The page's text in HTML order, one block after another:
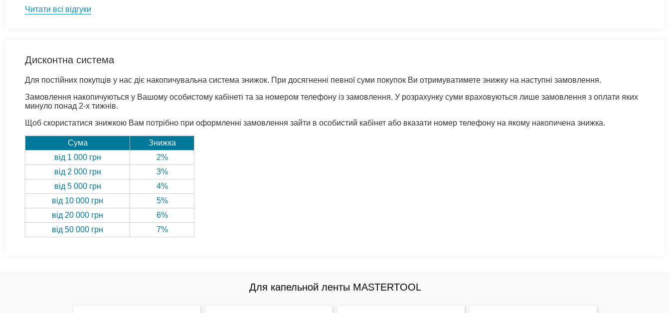
Читати всі відгуки
Дисконтна система
Для постійних покупців у нас діє накопичувальна система знижок. При досягненні певної суми покупок Ви отримуватимете знижку на наступні замовлення.
Замовлення накопичуються у Вашому особистому кабінеті та за номером телефону із замовлення. У розрахунку суми враховуються лише замовлення з оплати яких
минуло понад 2-х тижнів.
Щоб скористатися знижкою Вам потрібно при оформленні замовлення зайти в особистий кабінет або вказати номер телефону на якому накопичена знижка.
Сума
Знижка
від 1 000 грн
2%
від 2 000 грн
3%
від 5 000 грн
4%
від 10 000 грн
5%
від 20 000 грн
6%
від 50 000 грн
7%
Для капельной ленты MASTERTOOL